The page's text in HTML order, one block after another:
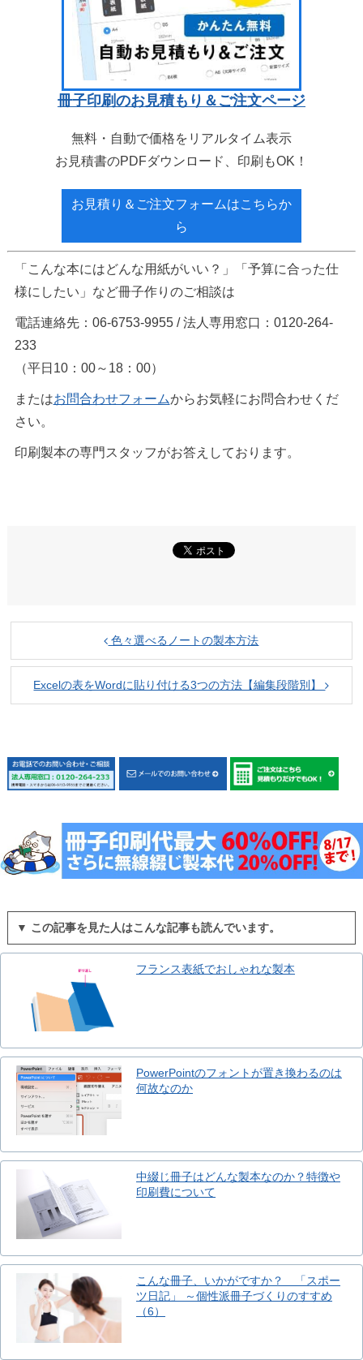
冊子印刷のお見積もり＆ご注文ページ
無料・自動で価格をリアルタイム表示
お見積書のPDFダウンロード、印刷もOK！
お見積り＆ご注文フォームはこちらか
ら
「こんな本にはどんな用紙がいい？」「予算に合った仕
様にしたい」など冊子作りのご相談は
電話連絡先：06-6753-9955 / 法人専用窓口：0120-264-
233
（平日10：00～18：00）
またはお問合わせフォームからお気軽にお問合わせくだ
さい。
印刷製本の専門スタッフがお答えしております。
色々選べるノートの製本方法
Excelの表をWordに貼り付ける3つの方法【編集段階別】
▼ この記事を見た人はこんな記事も読んでいます。
フランス表紙でおしゃれな製本
PowerPointのフォントが置き換わるのは
何故なのか
中綴じ冊子はどんな製本なのか？特徴や
印刷費について
こんな冊子、いかがですか？ 「スポー
ツ日記」 ～個性派冊子づくりのすすめ
（6）